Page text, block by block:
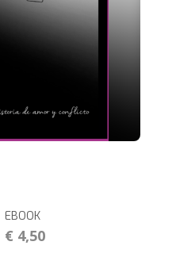
EBOOK
€ 4,50